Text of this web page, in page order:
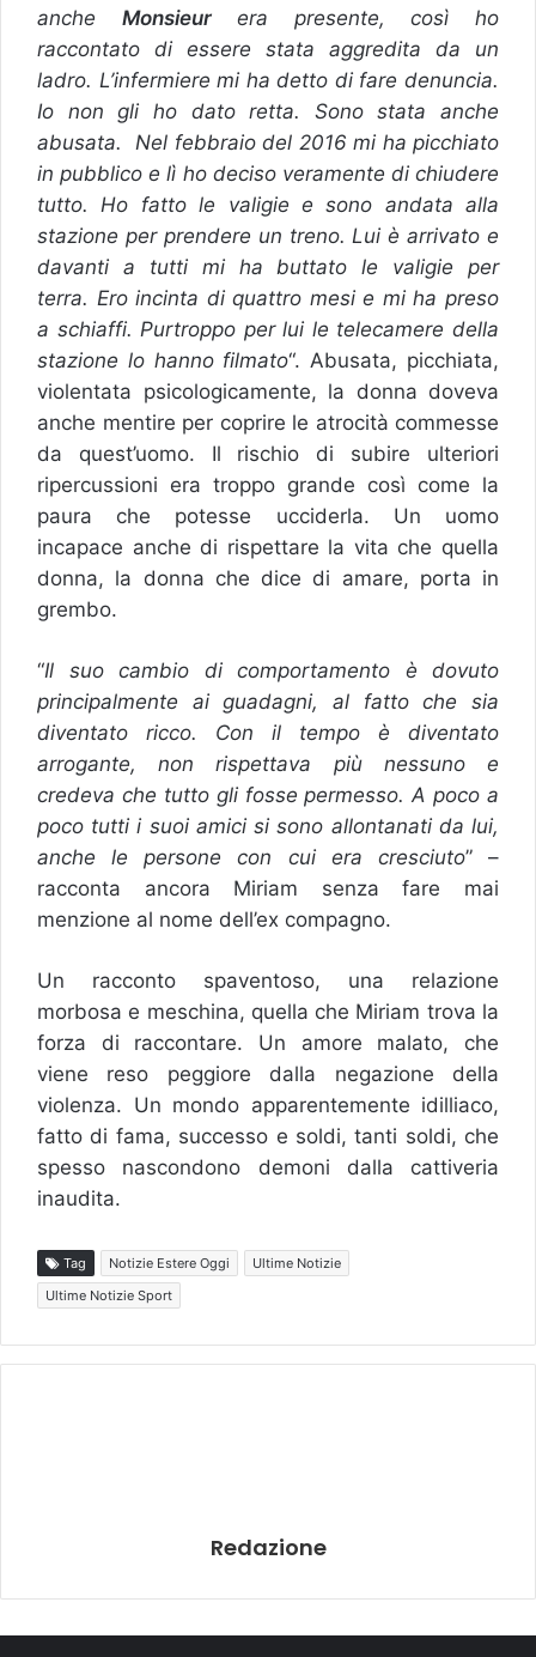
anche Monsieurera presente, così ho
raccontato di essere stata aggredita da un
ladro. L’infermiere mi ha detto di fare denuncia.
Io non gli ho dato retta. Sono stata anche
abusata. Nel febbraio del 2016 mi ha picchiato
in pubblico e lì ho deciso veramente di chiudere
tutto. Ho fatto le valigie e sono andata alla
stazione per prendere un treno. Lui è arrivato e
davanti a tutti mi ha buttato le valigie per
terra. Ero incinta di quattro mesi e mi ha preso
a schiaffi. Purtroppo per lui le telecamere della
stazione lo hanno filmato“. Abusata, picchiata,
violentata psicologicamente, la donna doveva
anche mentire per coprire le atrocità commesse
da quest’uomo. Il rischio di subire ulteriori
ripercussioni era troppo grande così come la
paura che potesse ucciderla. Un uomo
incapace anche di rispettare la vita che quella
donna, la donna che dice di amare, porta in
grembo.
“Il suo cambio di comportamento è dovuto
principalmente ai guadagni, al fatto che sia
diventato ricco. Con il tempo è diventato
arrogante, non rispettava più nessuno e
credeva che tutto gli fosse permesso. A poco a
poco tutti i suoi amici si sono allontanati da lui,
anche le persone con cui era cresciuto” –
racconta ancora Miriam senza fare mai
menzione al nome dell’ex compagno.
Un racconto spaventoso, una relazione
morbosa e meschina, quella che Miriam trova la
forza di raccontare. Un amore malato, che
viene reso peggiore dalla negazione della
violenza. Un mondo apparentemente idilliaco,
fatto di fama, successo e soldi, tanti soldi, che
spesso nascondono demoni dalla cattiveria
inaudita.
Tag Notizie Estere Oggi
Ultime Notizie
Ultime Notizie Sport
Redazione